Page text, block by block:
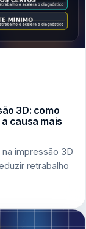
3D: como
causa mais
impressão 3D
retrabalho